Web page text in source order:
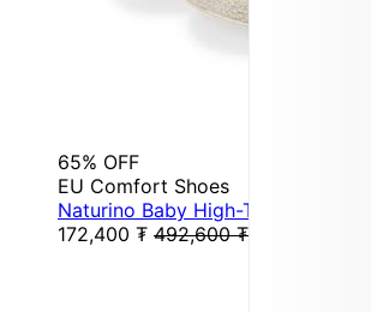
65% OFF
EU Comfort Shoes
Naturino Baby High-Top
172,400 ₮ 492,600 ₮